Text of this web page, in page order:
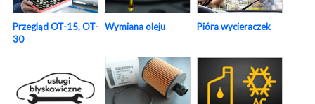
Przegląd OT-15, OT-
30
Wymiana oleju Pióra wycieraczek